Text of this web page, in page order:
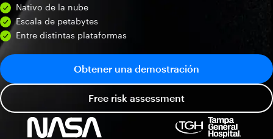
Nativo de la nube
Escala de petabytes
Entre distintas plataformas
Obtener una demostración
Free risk assessment